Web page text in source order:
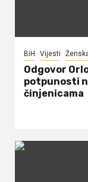
BiH Vijesti
Odgovor
potpunosti
činjenicama